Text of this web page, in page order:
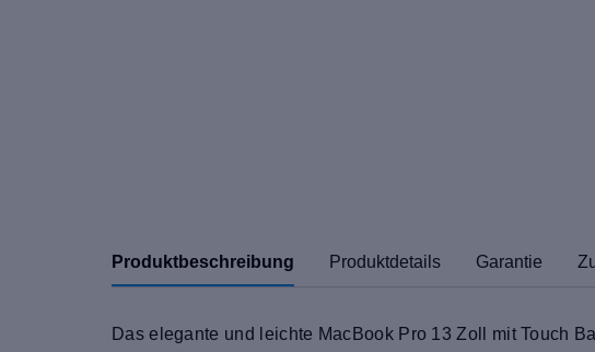
Produktbeschreibung Produktdetails Garantie
Das elegante und leichte MacBook Pro 13 Zoll mit Touch